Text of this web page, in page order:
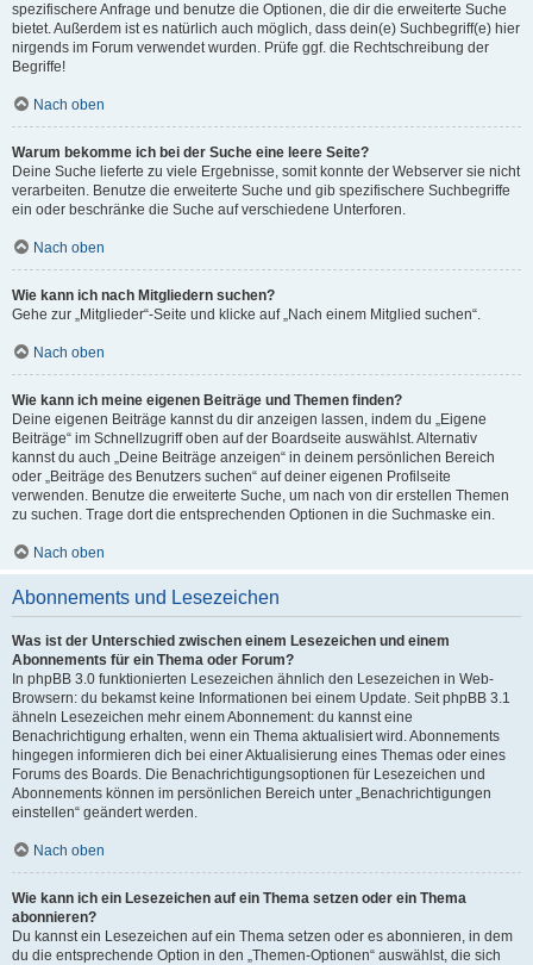
spezifischere Anfrage und benutze die Optionen, die dir die erweiterte Suche
bietet. Außerdem ist es natürlich auch möglich, dass dein(e) Suchbegriff(e) hier
nirgends im Forum verwendet wurden. Prüfe ggf. die Rechtschreibung der
Begriffe!
Nach oben
Warum bekomme ich bei der Suche eine leere Seite?
Deine Suche lieferte zu viele Ergebnisse, somit konnte der Webserver sie nicht
verarbeiten. Benutze die erweiterte Suche und gib spezifischere Suchbegriffe
ein oder beschränke die Suche auf verschiedene Unterforen.
Nach oben
Wie kann ich nach Mitgliedern suchen?
Gehe zur „Mitglieder“-Seite und klicke auf „Nach einem Mitglied suchen“.
Nach oben
Wie kann ich meine eigenen Beiträge und Themen finden?
Deine eigenen Beiträge kannst du dir anzeigen lassen, indem du „Eigene
Beiträge“ im Schnellzugriff oben auf der Boardseite auswählst. Alternativ
kannst du auch „Deine Beiträge anzeigen“ in deinem persönlichen Bereich
oder „Beiträge des Benutzers suchen“ auf deiner eigenen Profilseite
verwenden. Benutze die erweiterte Suche, um nach von dir erstellen Themen
zu suchen. Trage dort die entsprechenden Optionen in die Suchmaske ein.
Nach oben
Abonnements und Lesezeichen
Was ist der Unterschied zwischen einem Lesezeichen und einem
Abonnements für ein Thema oder Forum?
In phpBB 3.0 funktionierten Lesezeichen ähnlich den Lesezeichen in Web-
Browsern: du bekamst keine Informationen bei einem Update. Seit phpBB 3.1
ähneln Lesezeichen mehr einem Abonnement: du kannst eine
Benachrichtigung erhalten, wenn ein Thema aktualisiert wird. Abonnements
hingegen informieren dich bei einer Aktualisierung eines Themas oder eines
Forums des Boards. Die Benachrichtigungsoptionen für Lesezeichen und
Abonnements können im persönlichen Bereich unter „Benachrichtigungen
einstellen“ geändert werden.
Nach oben
Wie kann ich ein Lesezeichen auf ein Thema setzen oder ein Thema
abonnieren?
Du kannst ein Lesezeichen auf ein Thema setzen oder es abonnieren, in dem
du die entsprechende Option in den „Themen-Optionen“ auswählst, die sich